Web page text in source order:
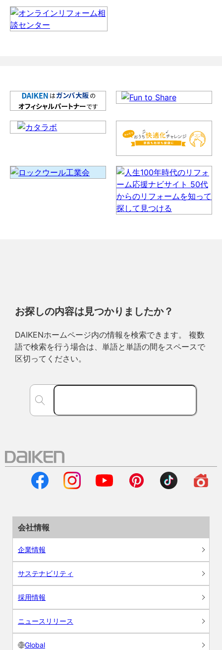
お探しの内容は見つかりましたか？
DAIKENホームページ内の情報を検索できます。 複数
語で検索を行う場合は、単語と単語の間をスペースで
区切ってください。
会社情報
企業情報
サステナビリティ
採用情報
ニュースリリース
Global